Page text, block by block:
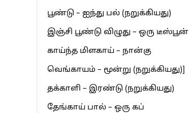
பூண்டு – ஐந்து பல் (நறுக்கியது)
இஞ்சி பூண்டு விழுது – ஒரு டீஸ்பூன்
காய்ந்த மிளகாய் – நான்கு
வெங்காயம் – மூன்று (நறுக்கியது)]
தக்காளி – இரண்டு (நறுக்கியது)
தேங்காய் பால் – ஒரு கப்